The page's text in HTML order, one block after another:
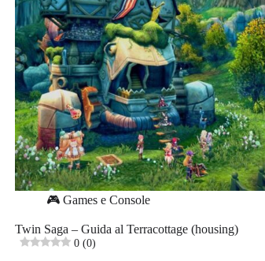
🎮 Games e Console
Twin Saga – Guida al Terracottage (housing)
0 (0)